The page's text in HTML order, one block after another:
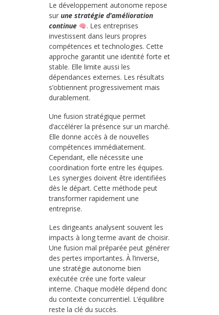
Le développement autonome repose
sur une stratégie d’amélioration
continue
. Les entreprises
investissent dans leurs propres
compétences et technologies. Cette
approche garantit une identité forte et
stable. Elle limite aussi les
dépendances externes. Les résultats
s’obtiennent progressivement mais
durablement.
Une fusion stratégique permet
d’accélérer la présence sur un marché.
Elle donne accès à de nouvelles
compétences immédiatement.
Cependant, elle nécessite une
coordination forte entre les équipes.
Les synergies doivent être identifiées
dès le départ. Cette méthode peut
transformer rapidement une
entreprise.
Les dirigeants analysent souvent les
impacts à long terme avant de choisir.
Une fusion mal préparée peut générer
des pertes importantes. À l’inverse,
une stratégie autonome bien
exécutée crée une forte valeur
interne. Chaque modèle dépend donc
du contexte concurrentiel. L’équilibre
reste la clé du succès.